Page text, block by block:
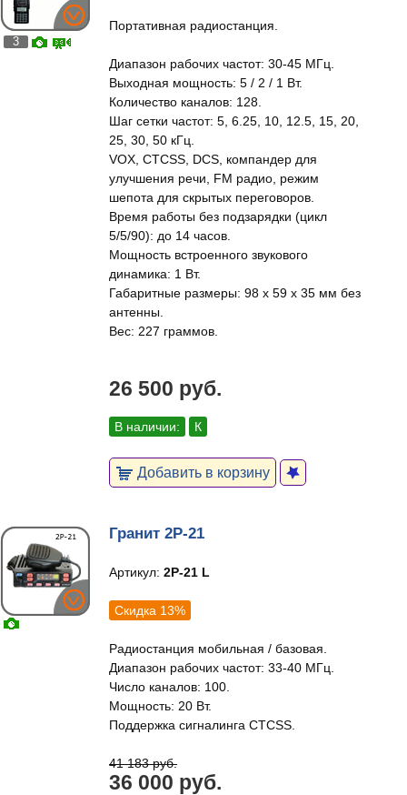
3
Портативная радиостанция.
Диапазон рабочих частот: 30-45 МГц.
Выходная мощность: 5 / 2 / 1 Вт.
Количество каналов: 128.
Шаг сетки частот: 5, 6.25, 10, 12.5, 15, 20,
25, 30, 50 кГц.
VOX, CTCSS, DCS, компандер для
улучшения речи, FM радио, режим
шепота для скрытых переговоров.
Время работы без подзарядки (цикл
5/5/90): до 14 часов.
Мощность встроенного звукового
динамика: 1 Вт.
Габаритные размеры: 98 x 59 x 35 мм без
антенны.
Вес: 227 граммов.
26 500 руб.
В наличии: К
Добавить в корзину
Гранит 2Р-21
Артикул: 2Р-21 L
Скидка 13%
Радиостанция мобильная / базовая.
Диапазон рабочих частот: 33-40 МГц.
Число каналов: 100.
Мощность: 20 Вт.
Поддержка сигналинга CTCSS.
41 183 руб.
36 000 руб.